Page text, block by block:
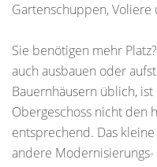
Gartenschuppen,
Sie benötigen mehr
auch ausbauen oder
Bauernhäusern üblich,
Obergeschoss nicht den
entsprechend. Das
andere